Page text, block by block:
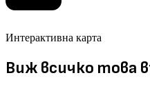
Интерактивна карта
Виж всичко това